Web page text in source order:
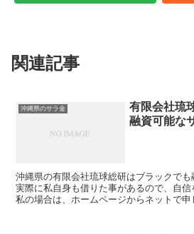
関連記事
沖縄県のサラ金
有限会社琉
融資可能な
沖縄県の有限会社琉球総研はブラックでも
実際に私自身も借りた事があるので、自信
私の場合は、ホームページからネットで